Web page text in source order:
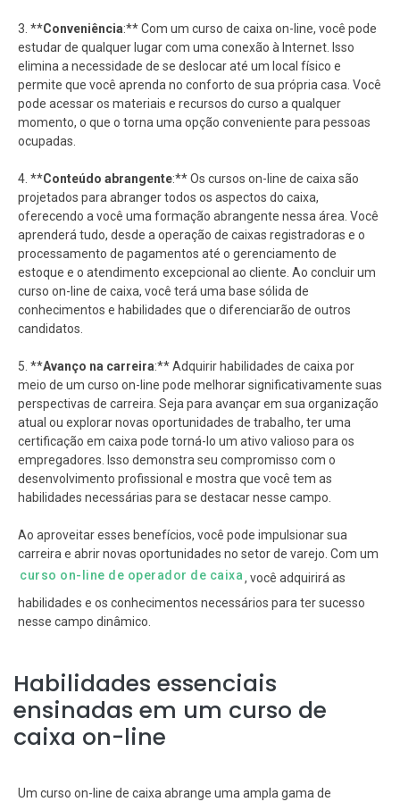
3. **Conveniência:** Com um curso de caixa on-line, você pode
estudar de qualquer lugar com uma conexão à Internet. Isso
elimina a necessidade de se deslocar até um local físico e
permite que você aprenda no conforto de sua própria casa. Você
pode acessar os materiais e recursos do curso a qualquer
momento, o que o torna uma opção conveniente para pessoas
ocupadas.
4. **Conteúdo abrangente:** Os cursos on-line de caixa são
projetados para abranger todos os aspectos do caixa,
oferecendo a você uma formação abrangente nessa área. Você
aprenderá tudo, desde a operação de caixas registradoras e o
processamento de pagamentos até o gerenciamento de
estoque e o atendimento excepcional ao cliente. Ao concluir um
curso on-line de caixa, você terá uma base sólida de
conhecimentos e habilidades que o diferenciarão de outros
candidatos.
5. **Avanço na carreira:** Adquirir habilidades de caixa por
meio de um curso on-line pode melhorar significativamente suas
perspectivas de carreira. Seja para avançar em sua organização
atual ou explorar novas oportunidades de trabalho, ter uma
certificação em caixa pode torná-lo um ativo valioso para os
empregadores. Isso demonstra seu compromisso com o
desenvolvimento profissional e mostra que você tem as
habilidades necessárias para se destacar nesse campo.
Ao aproveitar esses benefícios, você pode impulsionar sua
carreira e abrir novas oportunidades no setor de varejo. Com um
curso on-line de operador de caixa, você adquirirá as
habilidades e os conhecimentos necessários para ter sucesso
nesse campo dinâmico.
Habilidades essenciais
ensinadas em um curso de
caixa on-line
Um curso on-line de caixa abrange uma ampla gama de